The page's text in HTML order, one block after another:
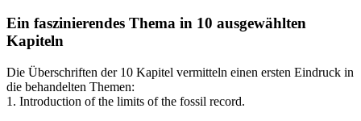
Ein faszinierendes Thema in 10 ausgewählten
Kapiteln
Die Überschriften der 10 Kapitel vermitteln einen ersten Eindruck in
die behandelten Themen:
1. Introduction of the limits of the fossil record.